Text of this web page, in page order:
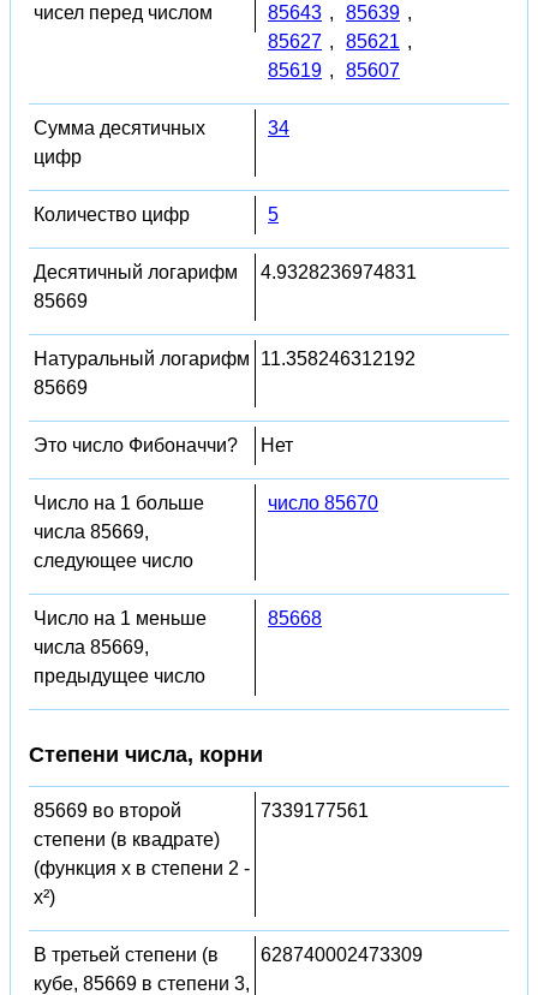
чисел перед числом
85643 , 85639 ,
85627 , 85621 ,
85619 , 85607
Сумма десятичных
цифр
34
Количество цифр 5
Десятичный логарифм
85669
4.9328236974831
Натуральный логарифм
85669
11.358246312192
Это число Фибоначчи? Нет
Число на 1 больше
числа 85669,
следующее число
число 85670
Число на 1 меньше
числа 85669,
предыдущее число
85668
Степени числа, корни
85669 во второй
степени (в квадрате)
(функция x в степени 2 -
x²)
7339177561
В третьей степени (в
кубе, 85669 в степени 3,
628740002473309